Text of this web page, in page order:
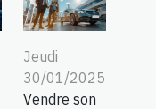
Jeudi
30/01/2025
Vendre son